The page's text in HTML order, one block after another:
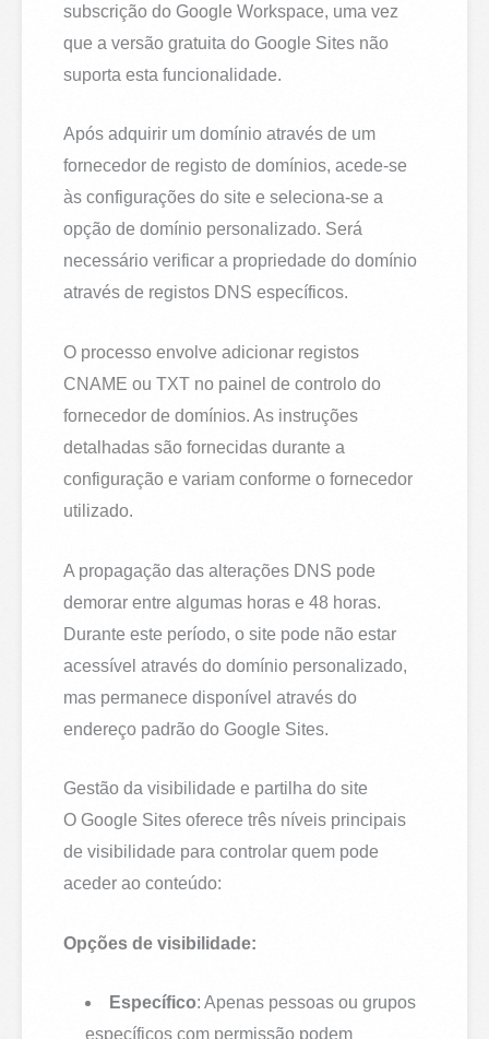
subscrição do Google Workspace, uma vez
que a versão gratuita do Google Sites não
suporta esta funcionalidade.
Após adquirir um domínio através de um
fornecedor de registo de domínios, acede-se
às configurações do site e seleciona-se a
opção de domínio personalizado. Será
necessário verificar a propriedade do domínio
através de registos DNS específicos.
O processo envolve adicionar registos
CNAME ou TXT no painel de controlo do
fornecedor de domínios. As instruções
detalhadas são fornecidas durante a
configuração e variam conforme o fornecedor
utilizado.
A propagação das alterações DNS pode
demorar entre algumas horas e 48 horas.
Durante este período, o site pode não estar
acessível através do domínio personalizado,
mas permanece disponível através do
endereço padrão do Google Sites.
Gestão da visibilidade e partilha do site
O Google Sites oferece três níveis principais
de visibilidade para controlar quem pode
aceder ao conteúdo:
Opções de visibilidade:
Específico: Apenas pessoas ou grupos
específicos com permissão podem